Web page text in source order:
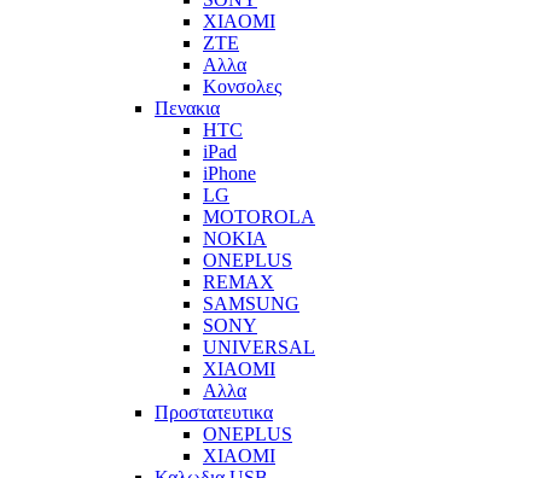
XIAOMI
ZTE
Αλλα
Κονσολες
Πενακια
HTC
iPad
iPhone
LG
MOTOROLA
NOKIA
ONEPLUS
REMAX
SAMSUNG
SONY
UNIVERSAL
XIAOMI
Αλλα
Προστατευτικα
ONEPLUS
XIAOMI